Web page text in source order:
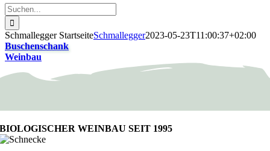
Suche
nach:
Schmallegger StartseiteSchmallegger2023-05-23T11:00:37+02:00
Buschenschank
Weinbau
BIOLOGISCHER WEINBAU SEIT 1995